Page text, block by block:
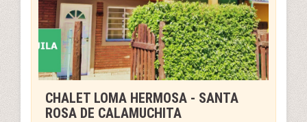
CHALET LOMA HERMOSA - SANTA
ROSA DE CALAMUCHITA